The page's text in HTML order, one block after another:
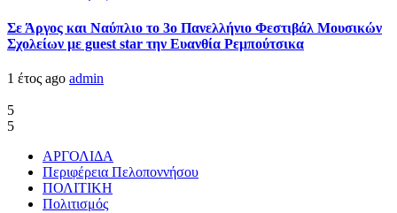
Σε Άργος και Ναύπλιο το 3ο Πανελλήνιο Φεστιβάλ Μουσικών
Σχολείων με guest star την Ευανθία Ρεμπούτσικα
1 έτος ago admin
5
5
ΑΡΓΟΛΙΔΑ
Περιφέρεια Πελοποννήσου
ΠΟΛΙΤΙΚΗ
Πολιτισμός